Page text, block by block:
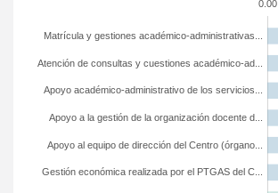
0.00
Gestión económica realizada por el PTGAS del C...
Apoyo al equipo de dirección del Centro (órgano...
Apoyo a la gestión de la organización docente d...
Apoyo académico-administrativo de los servicios...
Atención de consultas y cuestiones académico-ad...
Matrícula y gestiones académico-administrativas...